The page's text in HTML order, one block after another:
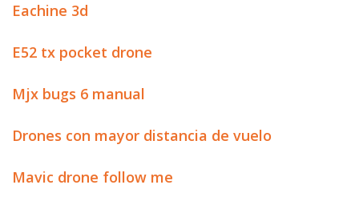
Eachine 3d
E52 tx pocket drone
Mjx bugs 6 manual
Drones con mayor distancia de vuelo
Mavic drone follow me